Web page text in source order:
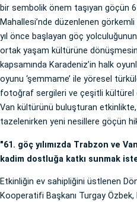
bir sembolik önem taşıyan göçün
Mahallesi’nde düzenlenen
yıl önce başlayan göç
ortak yaşam kültürüne
kapsamında Karadeniz’in halk
oyunu ‘şemmame’ ile yöresel
fotoğraf sergileri ve çeşitli kültürel
Van kültürünü buluşturan etkinlikte,
tazelenirken yeni nesillere göçün
"61. göç yılımızda Trabzon ve
kadim dostluğa katkı sunmak
Etkinliğin ev sahipliğini üstlenen
Kooperatifi Başkanı Turgay